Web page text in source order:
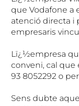
que Vodafone a
atenció directa i
empresaris
Lï¿½empresa
conveni, cal que
93 8052292 o
Sens dubte